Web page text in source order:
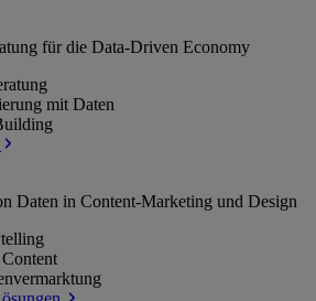
für die Data-Driven Economy
mit Daten
Daten in Content-Marketing und Design